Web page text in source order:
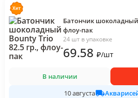
Батончик
флоу-пак
24 шт в упаковке
69.58 ₽/шт
В наличии
10 августа